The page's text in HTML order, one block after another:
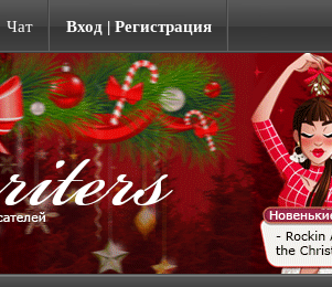
Чат Вход | Регистрация